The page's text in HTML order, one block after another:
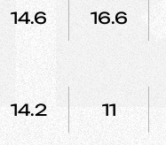
14.6 16.6
14.2 11